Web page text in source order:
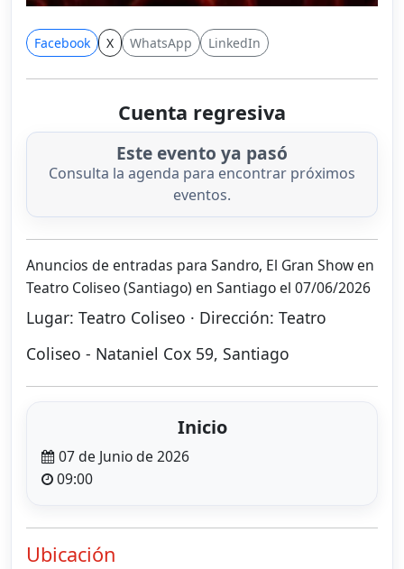
Facebook X WhatsApp LinkedIn
Cuenta regresiva
Este evento ya pasó
Consulta la agenda para encontrar próximos
eventos.
Anuncios de entradas para Sandro, El Gran Show en
Teatro Coliseo (Santiago) en Santiago el 07/06/2026
Lugar: Teatro Coliseo · Dirección: Teatro
Coliseo - Nataniel Cox 59, Santiago
Inicio
07 de Junio de 2026
09:00
Ubicación